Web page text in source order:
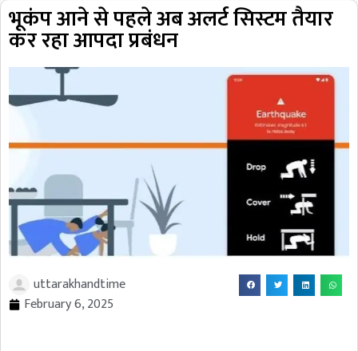
भूकंप आने से पहले अब अलर्ट सिस्टम तैयार
कर रहा आपदा प्रबंधन
uttarakhandtime
February 6, 2025